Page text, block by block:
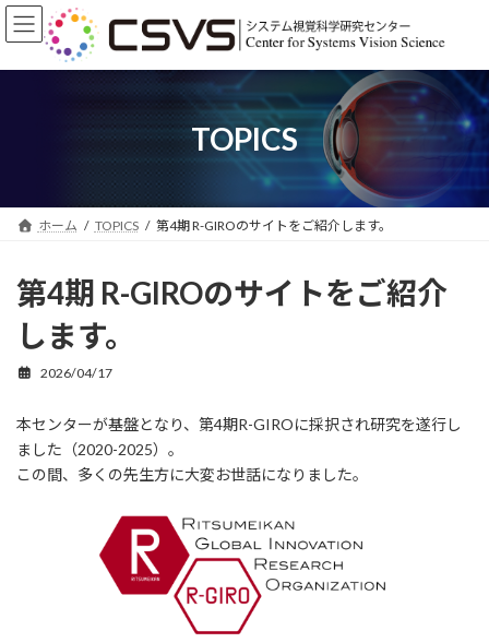
コ
ン
ン
プ
ナ
ビ
ー
動
TOPICS
ホーム TOPICS 第4期 R-GIROのサイトをご紹介します。
第4期 R-GIROのサイトをご紹介
します。
2026/04/17
本センターが基盤となり、第4期R-GIROに採択され研究を遂行し
ました（2020-2025）。
この間、多くの先生方に大変お世話になりました。